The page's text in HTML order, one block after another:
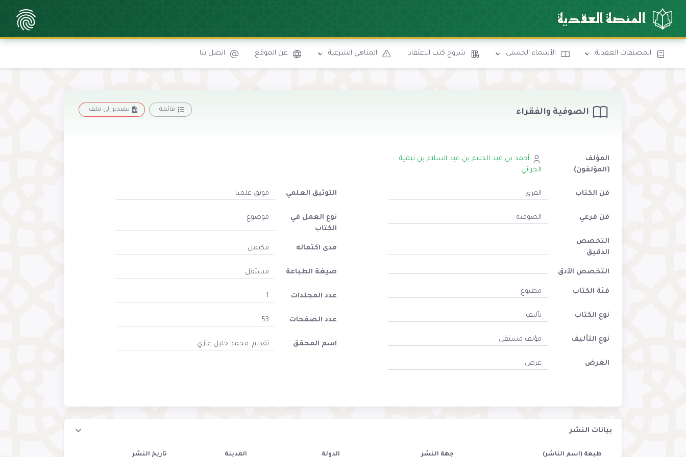
المنصة العقدية
المصنفات العقدية الأسماء الحسنى شروح كتب الاعتقاد المناهي الشرعية عن الموقع اتصل بنا
الصوفية والفقراء قائمة تصدير إلى ملف
المؤلف
(المؤلفون)
أحمد بن عبد الحليم بن عبد السلام بن تيمية
الحراني
فن الكتاب الفرق
فن فرعي الصوفية
التخصص
الدقيق
التخصص الأدق
فئة الكتاب مطبوع
نوع الكتاب تأليف
نوع التأليف مؤلف مستقل
الغرض عرض
التوثيق العلمي موثق علميا
نوع العمل في
الكتاب
موضوع
مدى اكتماله مكتمل
صيغة الطباعة مستقل
عدد المجلدات 1
عدد الصفحات 53
اسم المحقق تقديم: محمد خليل غازي
بيانات النشر
طبعة (اسم الناشر) جهة النشر الدولة المدينة تاريخ النشر